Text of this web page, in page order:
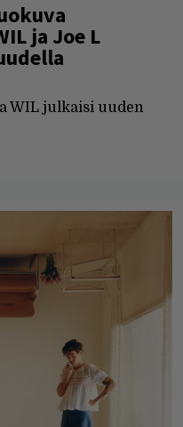
ja Joe L
WIL julkaisi uuden